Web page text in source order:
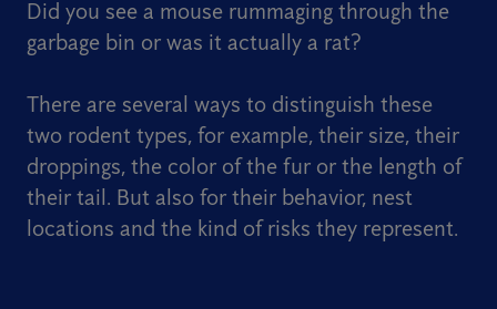
Did you see a mouse rummaging through the
garbage bin or was it actually a rat?
There are several ways to distinguish these
two rodent types, for example, their size, their
droppings, the color of the fur or the length of
their tail. But also for their behavior, nest
locations and the kind of risks they represent.